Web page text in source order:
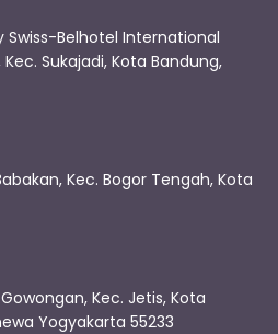
Swiss-Belhotel International
Kec. Sukajadi, Kota Bandung,
Kec. Bogor Tengah, Kota
Kec. Jetis, Kota
Yogyakarta 55233